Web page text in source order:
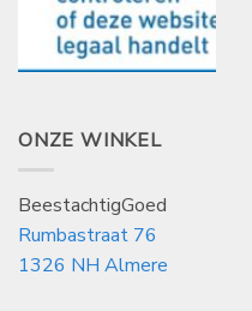
ONZE WINKEL
BeestachtigGoed
Rumbastraat 76
1326 NH Almere